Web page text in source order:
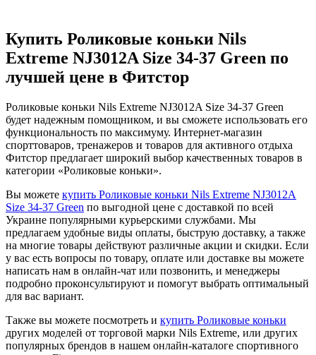
Купить Роликовые коньки Nils
Extreme NJ3012A Size 34-37 Green по
лучшей цене в Фитстор
Роликовые коньки Nils Extreme NJ3012A Size 34-37 Green
будет надежным помощником, и вы сможете использовать его
функциональность по максимуму. Интернет-магазин
спорттоваров, тренажеров и товаров для активного отдыха
Фитстор предлагает широкий выбор качественных товаров в
категории «Роликовые коньки».
Вы можете купить Роликовые коньки Nils Extreme NJ3012A
Size 34-37 Green по выгодной цене с доставкой по всей
Украине популярными курьерскими службами. Мы
предлагаем удобные виды оплаты, быструю доставку, а также
на многие товары действуют различные акции и скидки. Если
у вас есть вопросы по товару, оплате или доставке вы можете
написать нам в онлайн-чат или позвонить, и менеджеры
подробно проконсультируют и помогут выбрать оптимальный
для вас вариант.
Также вы можете посмотреть и купить Роликовые коньки
других моделей от торговой марки Nils Extreme, или других
популярных брендов в нашем онлайн-каталоге спортивного